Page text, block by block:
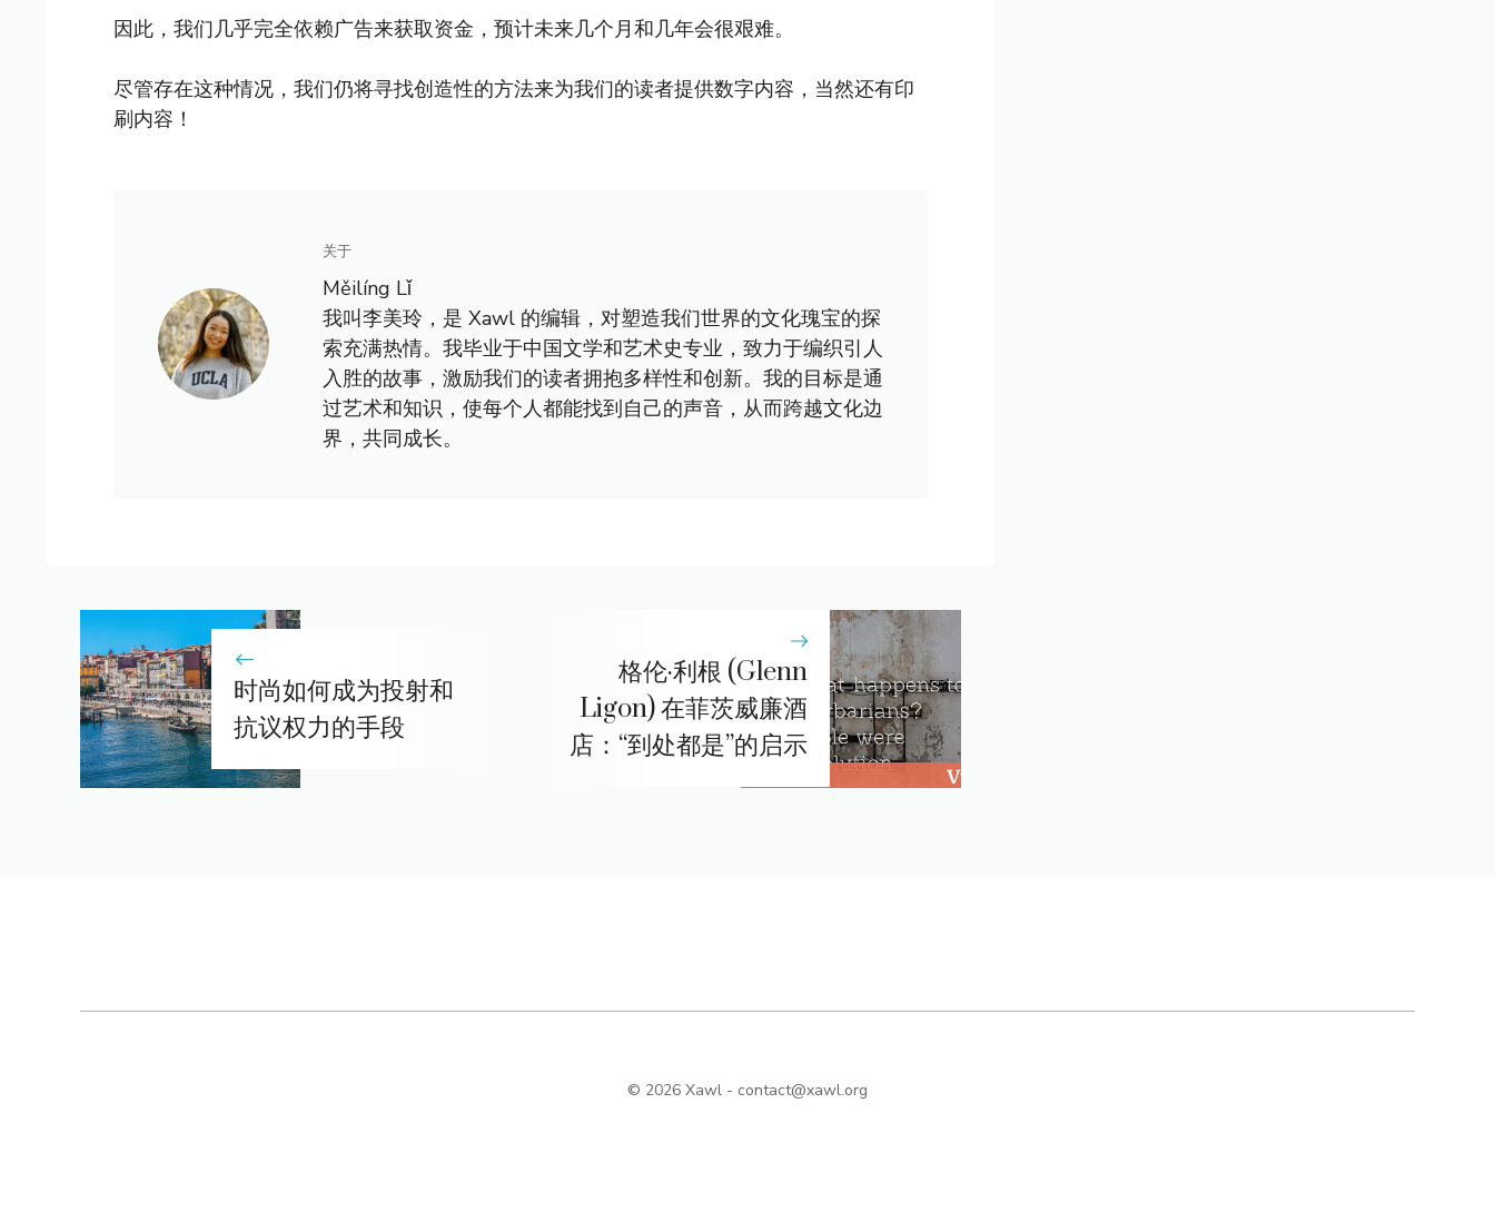
因此，我们几乎完全依赖广告来获取资金，预计未来几个月和几年会很艰难。
尽管存在这种情况，我们仍将寻找创造性的方法来为我们的读者提供数字内容，当然还有印
刷内容！
关于
Měilíng Lǐ
我叫李美玲，是 Xawl 的编辑，对塑造我们世界的文化瑰宝的探
索充满热情。我毕业于中国文学和艺术史专业，致力于编织引人
入胜的故事，激励我们的读者拥抱多样性和创新。我的目标是通
过艺术和知识，使每个人都能找到自己的声音，从而跨越文化边
界，共同成长。
时尚如何成为投射和
抗议权力的手段
格伦·利根 (Glenn
Ligon) 在菲茨威廉酒
店：“到处都是”的启示
© 2026 Xawl - contact@xawl.org